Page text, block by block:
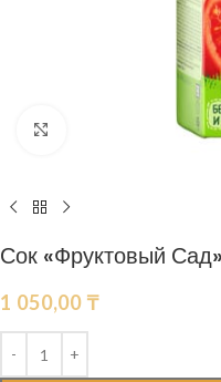
Нажмите, чтобы
Сок «Фруктовый
1 050,00 ₸